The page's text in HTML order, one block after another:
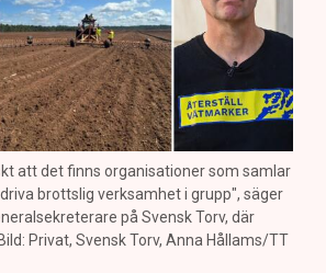
att det finns organisationer som samlar
brottslig verksamhet i grupp", säger
på Svensk Torv, där
Privat, Svensk Torv, Anna Hållams/TT